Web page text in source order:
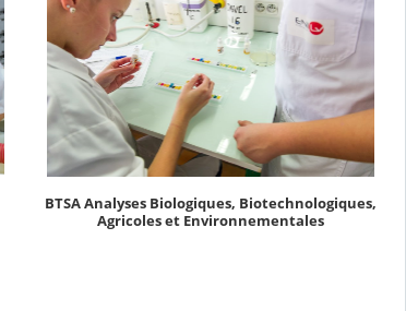
BTSA Analyses Biologiques, Biotechnologiques,
Agricoles et Environnementales